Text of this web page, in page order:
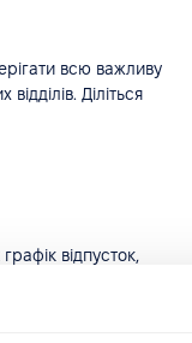
всю важливу
Діліться
відпусток,
колег відсутній і з
дати.